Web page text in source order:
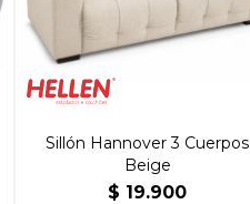
Sillón Hannover 3 Cuerpos
Beige
$ 19.900